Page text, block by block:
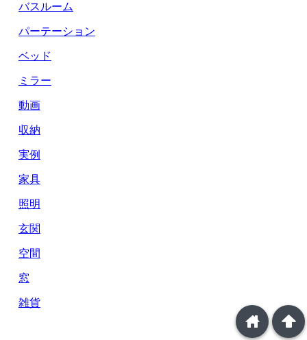
バスルーム
パーテーション
ベッド
ミラー
動画
収納
実例
家具
照明
玄関
空間
窓
雑貨
arrowup
home